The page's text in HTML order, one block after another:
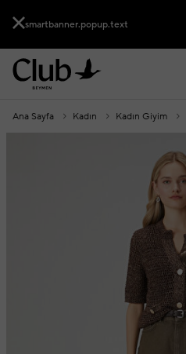
smartbanner.popup.text
Ana Sayfa Kadın Kadın Giyim